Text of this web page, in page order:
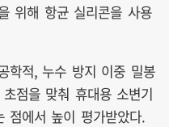
위해 항균 실리콘을 사용
학적, 누수 방지 이중 밀봉
점을 맞춰 휴대용 소변기
점에서 높이 평가받았다.